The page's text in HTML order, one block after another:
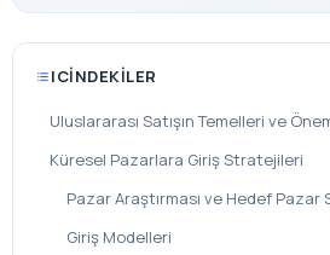
ICINDEKILER
Uluslararası Satışın Temelleri ve
Küresel Pazarlara Giriş Stratejileri
Pazar Araştırması ve Hedef Pazar
Giriş Modelleri